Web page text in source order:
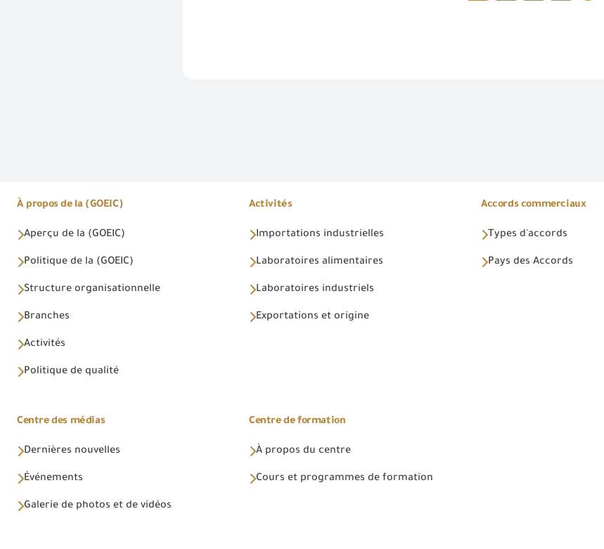
À propos de la (GOEIC)
Aperçu de la (GOEIC)
Politique de la (GOEIC)
Structure organisationnelle
Branches
Activités
Politique de qualité
Activités
Importations industrielles
Laboratoires alimentaires
Laboratoires industriels
Exportations et origine
Accords commerciaux
Types d'accords
Pays des Accords
Centre des médias
Dernières nouvelles
Événements
Galerie de photos et de vidéos
Centre de formation
À propos du centre
Cours et programmes de formation